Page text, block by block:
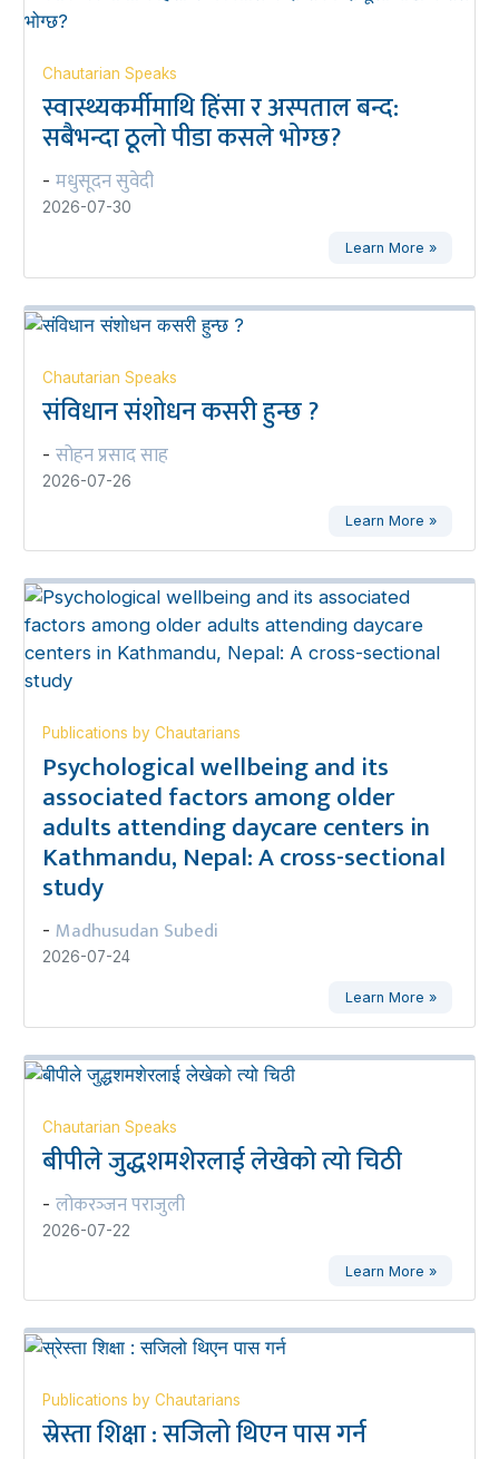
Chautarian Speaks
स्वास्थ्यकर्मीमाथि हिंसा र अस्पताल बन्द:
सबैभन्दा ठूलो पीडा कसले भोग्छ?
- मधुसूदन सुवेदी
2026-07-30
Learn More »
Chautarian Speaks
संविधान संशोधन कसरी हुन्छ ?
- सोहन प्रसाद साह
2026-07-26
Learn More »
Publications by Chautarians
Psychological wellbeing and its
associated factors among older
adults attending daycare centers in
Kathmandu, Nepal: A cross-sectional
study
- Madhusudan Subedi
2026-07-24
Learn More »
Chautarian Speaks
बीपीले जुद्धशमशेरलाई लेखेको त्यो चिठी
- लोकरञ्‍जन पराजुली
2026-07-22
Learn More »
Publications by Chautarians
स्रेस्ता शिक्षा : सजिलो थिएन पास गर्न